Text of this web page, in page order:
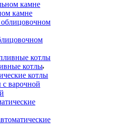
камне
котлы
котлы
варочной